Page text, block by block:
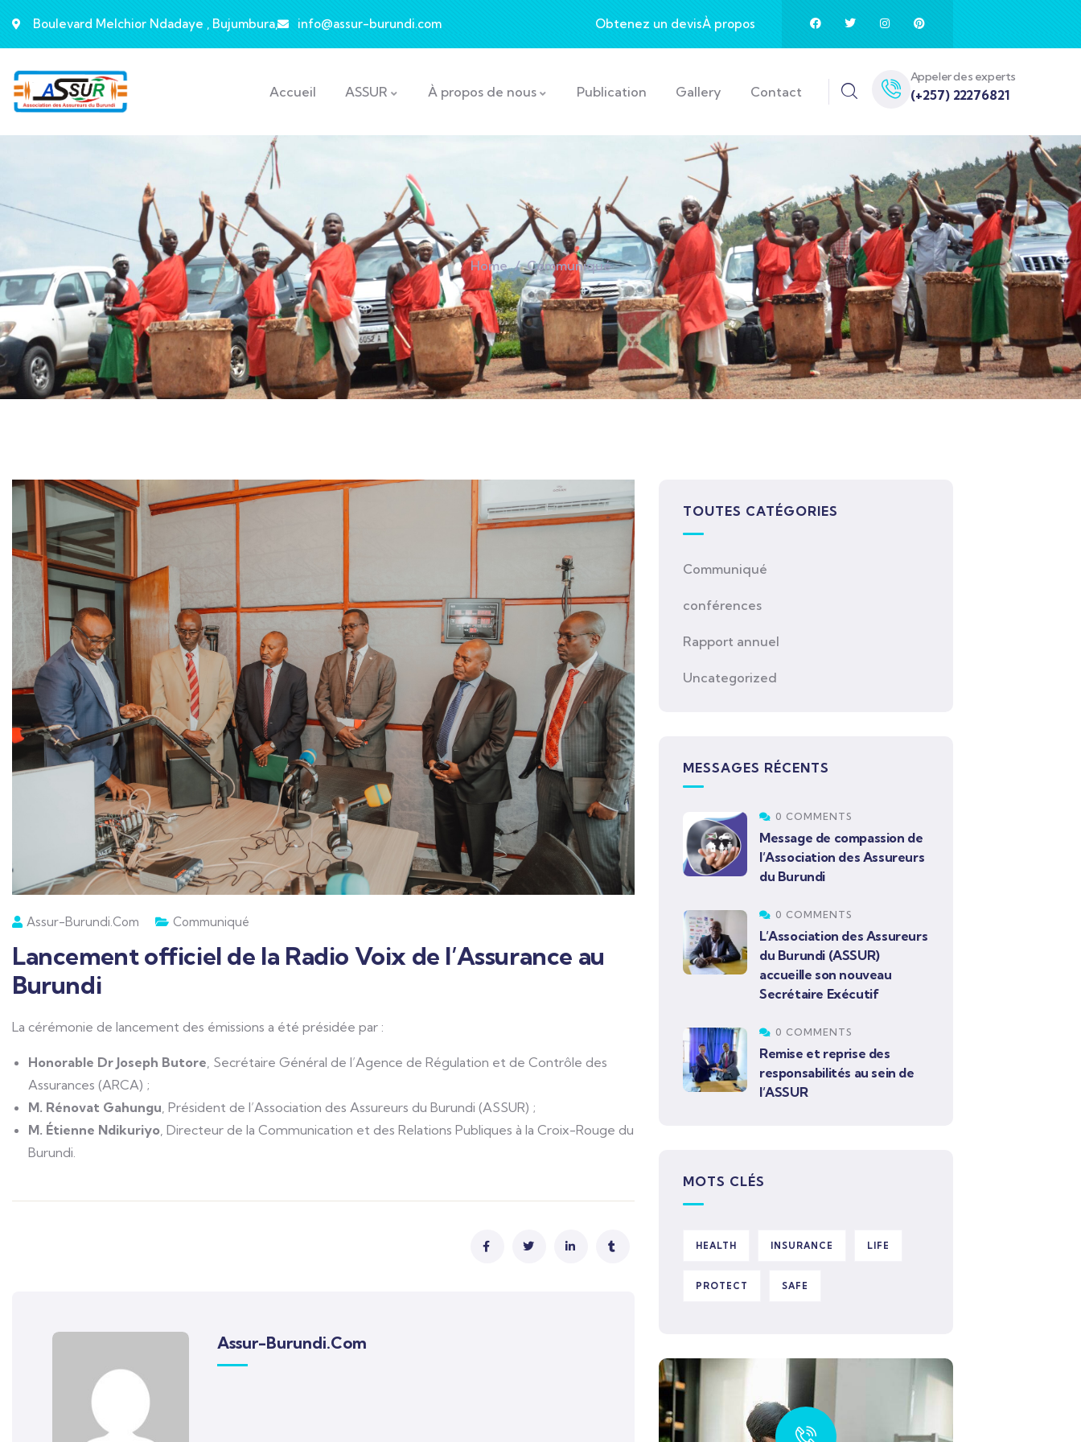
Boulevard Melchior Ndadaye , Bujumbura, info@assur-burundi.com Obtenez un devisÀ propos
Accueil ASSUR À propos de nous Publication Gallery Contact
Appeler des experts
(+257) 22276821
Home Communiqué
Assur-Burundi.com Communiqué
Lancement officiel de la Radio Voix de l’Assurance au
Burundi
La cérémonie de lancement des émissions a été présidée par :
Honorable Dr Joseph Butore , Secrétaire Général de l’Agence de Régulation et de Contrôle des
Assurances (ARCA) ;
M. Rénovat Gahungu , Président de l’Association des Assureurs du Burundi (ASSUR) ;
M. Étienne Ndikuriyo , Directeur de la Communication et des Relations Publiques à la Croix-Rouge du
Burundi.
Assur-Burundi.com
TOUTES CATÉGORIES
Communiqué
conférences
Rapport annuel
Uncategorized
MESSAGES RÉCENTS
0 COMMENTS
Message de compassion de
l’Association des Assureurs
du Burundi
0 COMMENTS
L’Association des Assureurs
du Burundi (ASSUR)
accueille son nouveau
Secrétaire Exécutif
0 COMMENTS
Remise et reprise des
responsabilités au sein de
l’ASSUR
MOTS CLÉS
HEALTH INSURANCE LIFE
PROTECT SAFE